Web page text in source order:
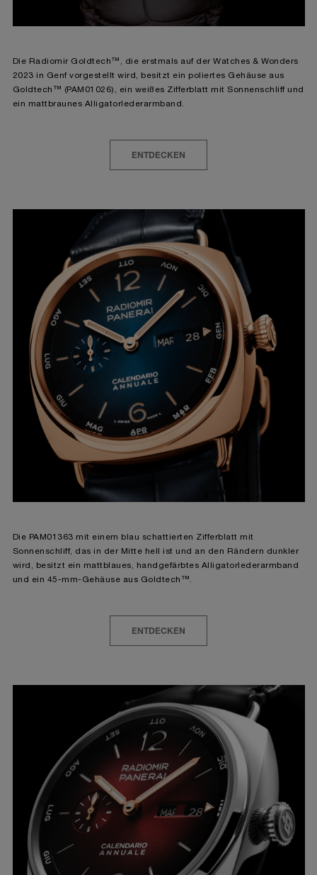
Die Radiomir Goldtech™, die erstmals auf der Watches & Wonders
2023 in Genf vorgestellt wird, besitzt ein poliertes Gehäuse aus
Goldtech™ (PAM01026), ein weißes Zifferblatt mit Sonnenschliff und
ein mattbraunes Alligatorlederarmband.
ENTDECKEN
Die PAM01363 mit einem blau schattierten Zifferblatt mit
Sonnenschliff, das in der Mitte hell ist und an den Rändern dunkler
wird, besitzt ein mattblaues, handgefärbtes Alligatorlederarmband
und ein 45-mm-Gehäuse aus Goldtech™.
ENTDECKEN